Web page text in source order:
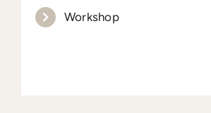
Workshop